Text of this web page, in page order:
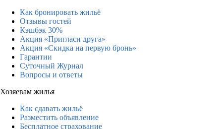
Как бронировать жильё
Отзывы гостей
Кэшбэк 30%
Акция «Пригласи друга»
Акция «Скидка на первую бронь»
Гарантии
Суточный Журнал
Вопросы и ответы
Хозяевам жилья
Как сдавать жильё
Разместить объявление
Бесплатное страхование